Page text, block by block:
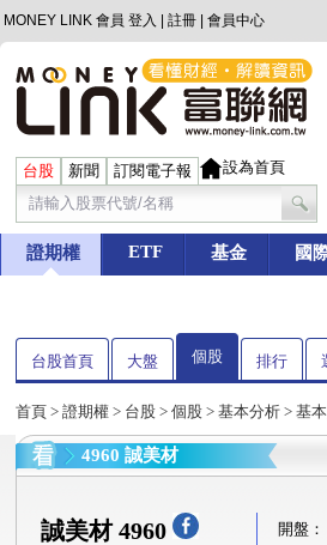
MONEY LINK 會員 登入 註冊 會員中心
台股 新聞 訂閱電子報 設為首頁
證期權 ETF 基金 國
台股首頁 大盤 個股 排行
首頁 > 證期權 > 台股 > 個股 > 基本分析 > 基
4960 誠美材
誠美材 4960 開盤：